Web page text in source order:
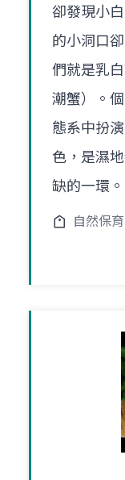
卻發現小
的小洞口
們就是乳
潮蟹）。
態系中扮
色，是濕
缺的一環。
自然保育